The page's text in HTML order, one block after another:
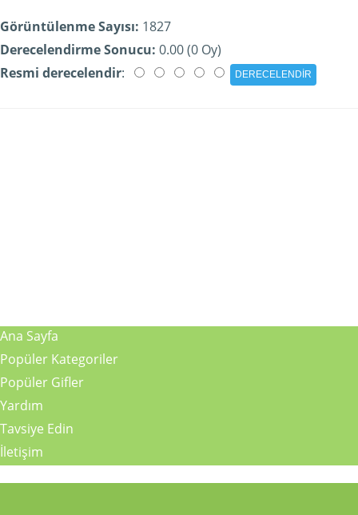
Görüntülenme Sayısı: 1827
Derecelendirme Sonucu: 0.00 (0 Oy)
Resmi derecelendir:
Ana Sayfa
Popüler Kategoriler
Popüler Gifler
Yardım
Tavsiye Edin
İletişim